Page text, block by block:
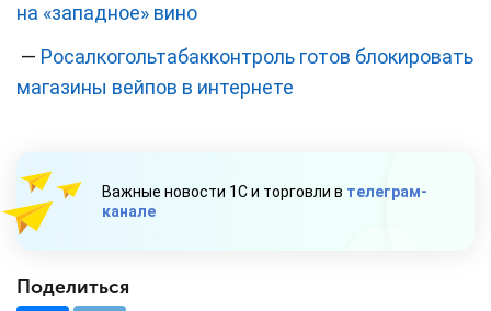
на «западное» вино
— Росалкогольтабакконтроль готов блокировать
магазины вейпов в интернете
Важные новости 1С и торговли в телеграм-
канале
Поделиться